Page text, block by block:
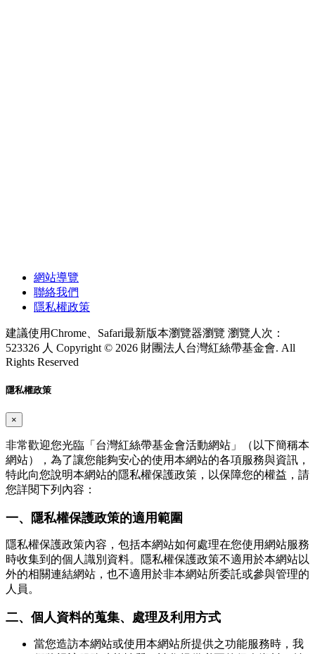
網站導覽
聯絡我們
隱私權政策
建議使用Chrome、Safari最新版本瀏覽器瀏覽 瀏覽人次：
523326 人 Copyright © 2026 財團法人台灣紅絲帶基金會. All
Rights Reserved
隱私權政策
×
非常歡迎您光臨「台灣紅絲帶基金會活動網站」（以下簡稱本
網站），為了讓您能夠安心的使用本網站的各項服務與資訊，
特此向您說明本網站的隱私權保護政策，以保障您的權益，請
您詳閱下列內容：
一、隱私權保護政策的適用範圍
隱私權保護政策內容，包括本網站如何處理在您使用網站服務
時收集到的個人識別資料。隱私權保護政策不適用於本網站以
外的相關連結網站，也不適用於非本網站所委託或參與管理的
人員。
二、個人資料的蒐集、處理及利用方式
當您造訪本網站或使用本網站所提供之功能服務時，我